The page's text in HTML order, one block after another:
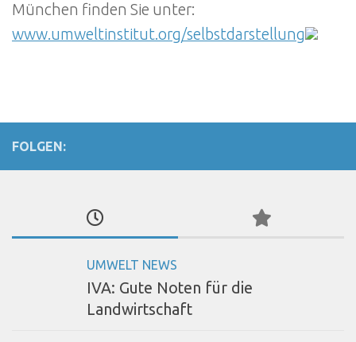
München finden Sie unter:
www.umweltinstitut.org/selbstdarstellung
FOLGEN:
UMWELT NEWS
IVA: Gute Noten für die
Landwirtschaft